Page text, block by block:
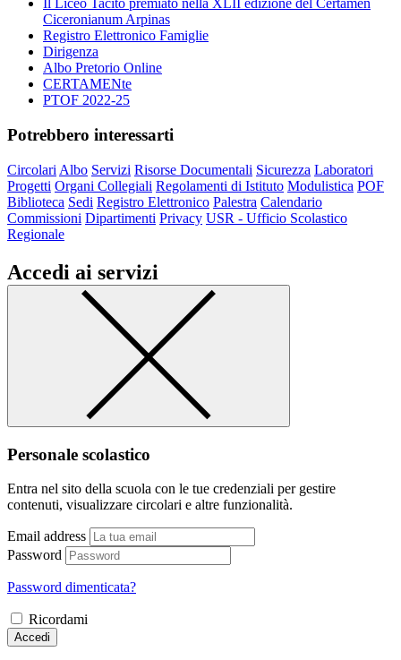
Il Liceo Tacito premiato nella XLII edizione del Certamen
Ciceronianum Arpinas
Registro Elettronico Famiglie
Dirigenza
Albo Pretorio Online
CERTAMENte
PTOF 2022-25
Potrebbero interessarti
Circolari Albo Servizi Risorse Documentali Sicurezza Laboratori
Progetti Organi Collegiali Regolamenti di Istituto Modulistica POF
Biblioteca Sedi Registro Elettronico Palestra Calendario
Commissioni Dipartimenti Privacy USR - Ufficio Scolastico
Regionale
Accedi ai servizi
Personale scolastico
Entra nel sito della scuola con le tue credenziali per gestire
contenuti, visualizzare circolari e altre funzionalità.
Email address
Password
Password dimenticata?
Ricordami
Accedi